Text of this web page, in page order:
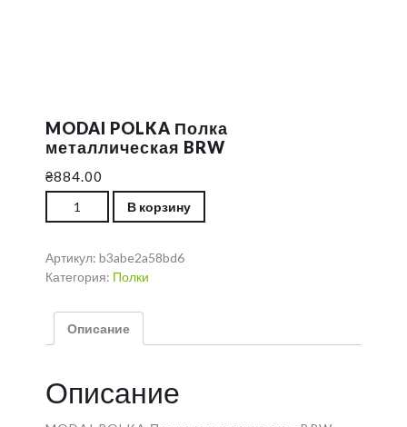
MODAI POLKA Полка
металлическая BRW
₴884.00
Количество MODAI POLKA Полка металлическая
BRW
В корзину
Артикул: b3abe2a58bd6
Категория: Полки
Описание
Описание